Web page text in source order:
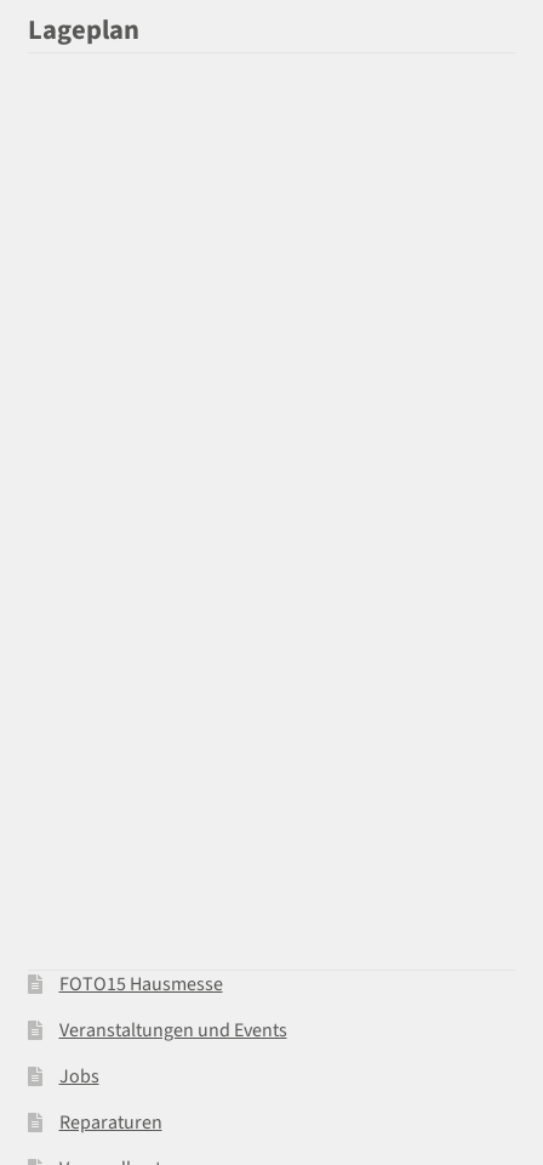
Lageplan
FOTO15 Hausmesse
Veranstaltungen und Events
Jobs
Reparaturen